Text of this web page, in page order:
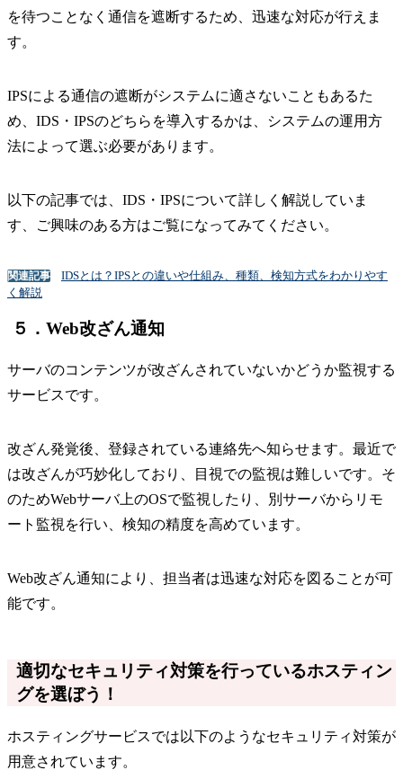
を待つことなく通信を遮断するため、迅速な対応が行えま
す。
IPSによる通信の遮断がシステムに適さないこともあるた
め、IDS・IPSのどちらを導入するかは、システムの運用方
法によって選ぶ必要があります。
以下の記事では、IDS・IPSについて詳しく解説していま
す、ご興味のある方はご覧になってみてください。
関連記事
IDSとは？IPSとの違いや仕組み、種類、検知方式をわかりやす
く解説
５．Web改ざん通知
サーバのコンテンツが改ざんされていないかどうか監視する
サービスです。
改ざん発覚後、登録されている連絡先へ知らせます。最近で
は改ざんが巧妙化しており、目視での監視は難しいです。そ
のためWebサーバ上のOSで監視したり、別サーバからリモ
ート監視を行い、検知の精度を高めています。
Web改ざん通知により、担当者は迅速な対応を図ることが可
能です。
適切なセキュリティ対策を行っているホスティン
グを選ぼう！
ホスティングサービスでは以下のようなセキュリティ対策が
用意されています。